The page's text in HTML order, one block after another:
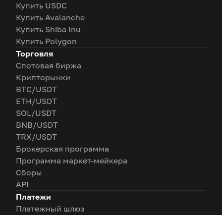
Купить USDC
Купить Avalanche
Купить Shiba Inu
Купить Polygon
Торговля
Спотовая биржа
Крипторынки
BTC/USDT
ETH/USDT
SOL/USDT
BNB/USDT
TRX/USDT
Брокерская программа
Программа маркет-мейкера
Сборы
API
Платежи
Платежный шлюз